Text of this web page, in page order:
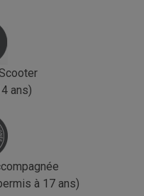
ans)
à 17 ans)